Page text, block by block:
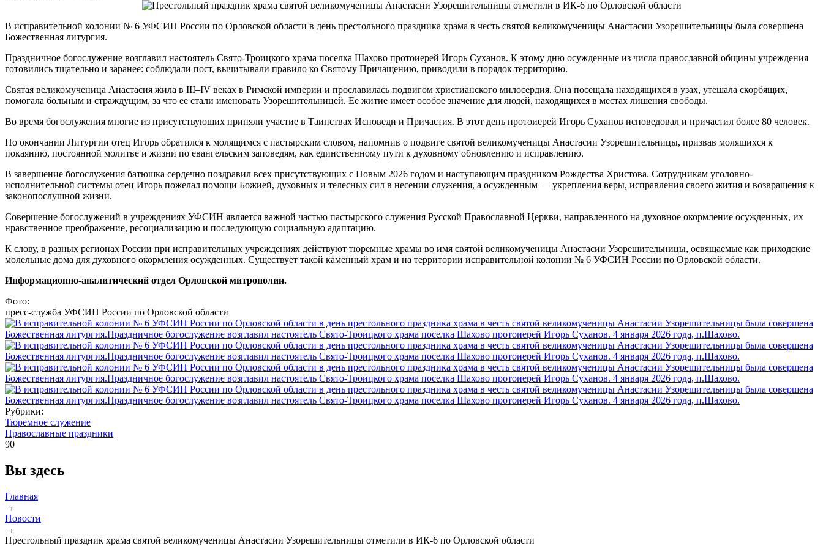
В исправительной колонии № 6 УФСИН России по Орловской области в день престольного праздника храма в честь святой великомученицы Анастасии Узорешительницы была совершена
Божественная литургия.
Праздничное богослужение возглавил настоятель Свято-Троицкого храма поселка Шахово протоиерей Игорь Суханов. К этому дню осужденные из числа православной общины учреждения
готовились тщательно и заранее: соблюдали пост, вычитывали правило ко Святому Причащению, приводили в порядок территорию.
Святая великомученица Анастасия жила в III–IV веках в Римской империи и прославилась подвигом христианского милосердия. Она посещала находящихся в узах, утешала скорбящих,
помогала больным и страждущим, за что ее стали именовать Узорешительницей. Ее житие имеет особое значение для людей, находящихся в местах лишения свободы.
Во время богослужения многие из присутствующих приняли участие в Таинствах Исповеди и Причастия. В этот день протоиерей Игорь Суханов исповедовал и причастил более 80 человек.
По окончании Литургии отец Игорь обратился к молящимся с пастырским словом, напомнив о подвиге святой великомученицы Анастасии Узорешительницы, призвав молящихся к
покаянию, постоянной молитве и жизни по евангельским заповедям, как единственному пути к духовному обновлению и исправлению.
В завершение богослужения батюшка сердечно поздравил всех присутствующих с Новым 2026 годом и наступающим праздником Рождества Христова. Сотрудникам уголовно-
исполнительной системы отец Игорь пожелал помощи Божией, духовных и телесных сил в несении служения, а осужденным — укрепления веры, исправления своего жития и возвращения к
законопослушной жизни.
Совершение богослужений в учреждениях УФСИН является важной частью пастырского служения Русской Православной Церкви, направленного на духовное окормление осужденных, их
нравственное преображение, ресоциализацию и последующую социальную адаптацию.
К слову, в разных регионах России при исправительных учреждениях действуют тюремные храмы во имя святой великомученицы Анастасии Узорешительницы, освящаемые как приходские
молельные дома для духовного окормления осужденных. Существует такой каменный храм и на территории исправительной колонии № 6 УФСИН России по Орловской области.
Информационно-аналитический отдел Орловской митрополии.
Фото:
пресс-служба УФСИН России по Орловской области
Рубрики:
Тюремное служение
Православные праздники
90
Вы здесь
Главная
→
Новости
→
Престольный праздник храма святой великомученицы Анастасии Узорешительницы отметили в ИК-6 по Орловской области